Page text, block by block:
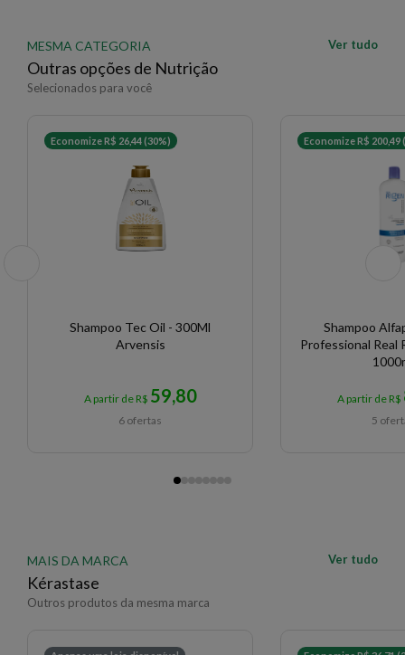
EAN: 7899706139434 - 1700
MESMA CATEGORIA
Outras opções de Nutrição
Selecionados para você
Ver tudo
Economize R$ 26,44 (30%)
Shampoo Tec Oil - 300Ml
Arvensis
A partir de R$ 59,80
6 ofertas
Economize R$ 200,49
Shampoo
Professional Real
A partir de R$
5
MAIS DA MARCA
Kérastase
Outros produtos da mesma marca
Ver tudo